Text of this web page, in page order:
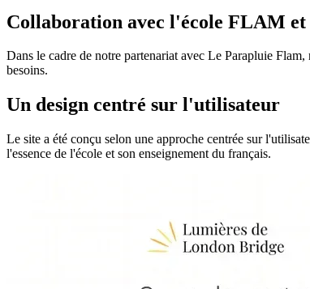
Collaboration avec l'école FLAM
Dans le cadre de notre partenariat avec Le Parapluie
besoins.
Un design centré sur l'utilisateur
Le site a été conçu selon une approche centrée sur
l'essence de l'école et son enseignement du français.